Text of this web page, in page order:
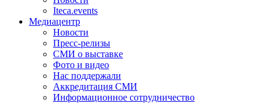
Iteca.events
Медиацентр
Новости
Пресс-релизы
СМИ о выставке
Фото и видео
Нас поддержали
Аккредитация СМИ
Информационное сотрудничество